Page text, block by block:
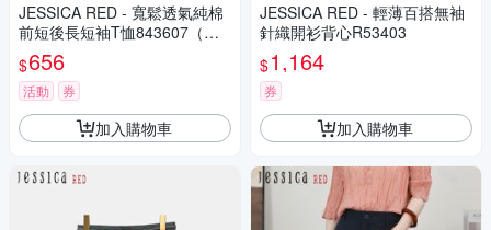
JESSICA RED - 寬鬆透氣純棉
前短後長短袖T恤843607（紫
紅）
$656
活動 券
加入購物車
JESSICA RED - 輕薄百搭無袖
針織開衫背心R53403
$1,164
券
加入購物車